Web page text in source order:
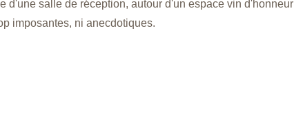
d'une salle de réception, autour d'un espace vin
imposantes, ni anecdotiques.